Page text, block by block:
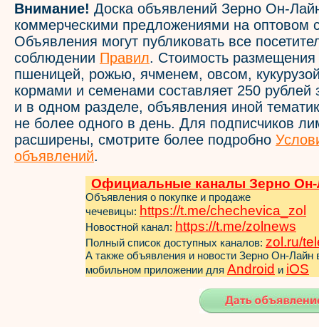
Внимание! Доска объявлений Зерно Он-
коммерческими предложениями на оптовом
Объявления могут публиковать все
соблюдении Правил. Стоимость
пшеницей, рожью, ячменем, овсом,
кормами и семенами составляет 250 рублей
и в одном разделе, объявления иной
не более одного в день. Для подписчиков
расширены, смотрите более подробно
объявлений.
Официальные каналы Зерно Он-
Объявления о покупке и продаже
чечевицы: https://t.me/chechevica_zol
Новостной канал: https://t.me/zol news
Полный список доступных каналов: zol.ru/
А также объявления и новости Зерно Он-Лайн
мобильном приложении для Android и iOS